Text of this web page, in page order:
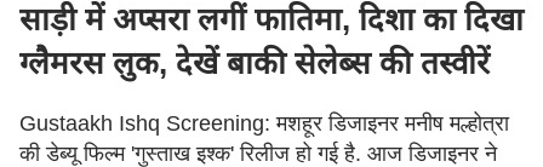
साड़ी में अप्सरा लगीं फातिमा, दिशा का दिखा
ग्लैमरस लुक, देखें बाकी सेलेब्स की तस्वीरें
Gustaakh Ishq Screening: मशहूर डिजाइनर मनीष मल्होत्रा
की डेब्यू फिल्म 'गुस्ताख इश्क' रिलीज हो गई है. आज डिजाइनर ने